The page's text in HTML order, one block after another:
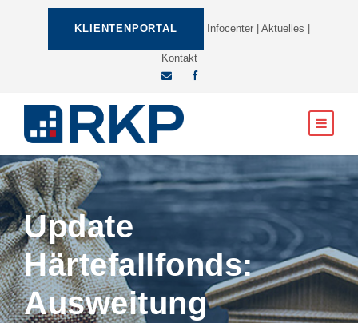
KLIENTENPORTAL Infocenter| Aktuelles
Kontakt
Update
Härtefallfonds:
Ausweitung